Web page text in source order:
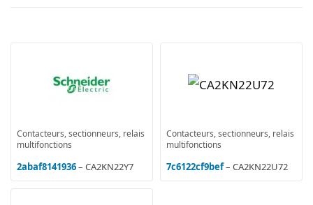
Contacteurs, sectionneurs, relais
multifonctions
2abaf8141936– CA2KN22Y7
Contacteurs, sectionneurs, relais
multifonctions
7c6122cf9bef– CA2KN22U72